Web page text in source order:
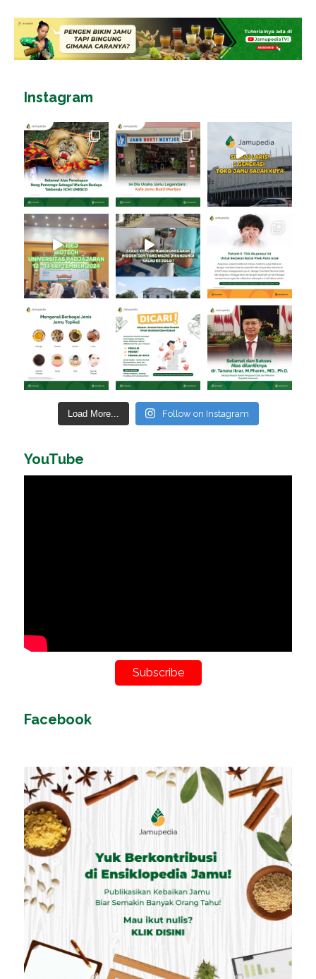
Instagram
Load More... Follow on Instagram
YouTube
Subscribe
Facebook